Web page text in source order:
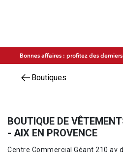
Bonnes affaires : profitez des
Boutiques
BOUTIQUE DE
- AIX EN PROVENCE
Centre Commercial Géant 210 av